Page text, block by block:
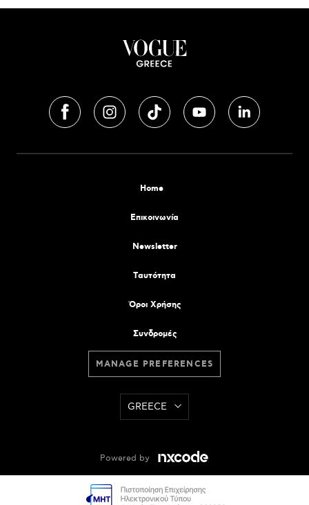
Home
Επικοινωνία
Newsletter
Tαυτότητα
Όροι Χρήσης
Συνδρομές
MANAGE PREFERENCES
GREECE
Powered by